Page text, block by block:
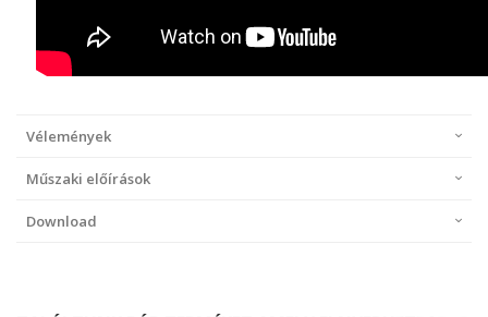
Vélemények
Műszaki előírások
Download